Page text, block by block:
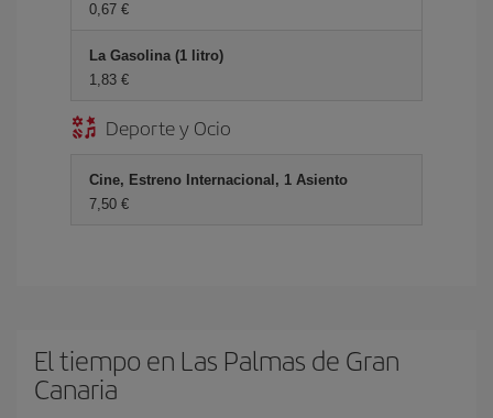
0,67 €
La Gasolina (1 litro)
1,83 €
Deporte y Ocio
Cine, Estreno Internacional, 1 Asiento
7,50 €
El tiempo en Las Palmas de Gran
Canaria